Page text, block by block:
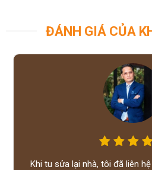
ĐÁNH GIÁ CỦA
Khi tu sửa lại nhà, tôi đã liên